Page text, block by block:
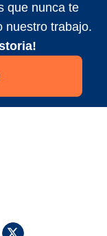
que nunca te
nuestro trabajo.